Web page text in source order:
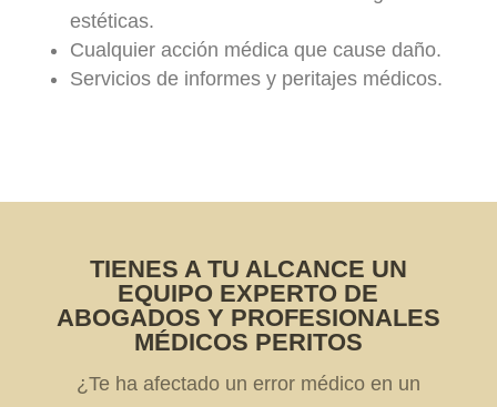
estéticas.
Cualquier acción médica que cause daño.
Servicios de informes y peritajes médicos.
TIENES A TU ALCANCE UN
EQUIPO EXPERTO DE
ABOGADOS Y PROFESIONALES
MÉDICOS PERITOS
¿Te ha afectado un error médico en un